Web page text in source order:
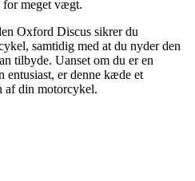
for meget vægt.
Oxford Discus sikrer du
samtidig med at du nyder den
tilbyde. Uanset om du er en
entusiast, er denne kæde et
af din motorcykel.